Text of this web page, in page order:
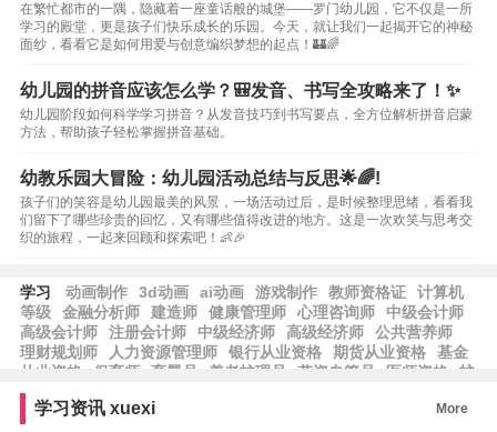
在繁忙都市的一隅，隐藏着一座童话般的城堡——罗门幼儿园，它不仅是一所
学习的殿堂，更是孩子们快乐成长的乐园。今天，就让我们一起揭开它的神秘
面纱，看看它是如何用爱与创意编织梦想的起点！🏰🌈
幼儿园的拼音应该怎么学？🎒发音、书写全攻略来了！✨
幼儿园阶段如何科学学习拼音？从发音技巧到书写要点，全方位解析拼音启蒙
方法，帮助孩子轻松掌握拼音基础。
幼教乐园大冒险：幼儿园活动总结与反思🌟🌈!
孩子们的笑容是幼儿园最美的风景，一场活动过后，是时候整理思绪，看看我
们留下了哪些珍贵的回忆，又有哪些值得改进的地方。这是一次欢笑与思考交
织的旅程，一起来回顾和探索吧！👶🎉
学习 动画制作 3d动画 ai动画 游戏制作 教师资格证
计算机
等级
金融分析师 建造师 健康管理师 心理咨询师
中级会计师
高级会计师
注册会计师 中级经济师 高级经济师
公共营养师
理财规划师
人力资源管理师 银行从业资格 期货从业资格
基金
从业资格
保育师 育婴员 养老护理员 劳资专管员 医师资格
护
士资格
学习资讯 xuexi More